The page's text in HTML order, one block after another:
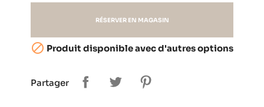
RÉSERVER EN MAGASIN
 Produit disponible avec d'autres options
Partager